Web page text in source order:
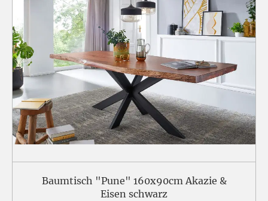
Baumtisch "Pune" 160x90cm Akazie &
Eisen schwarz